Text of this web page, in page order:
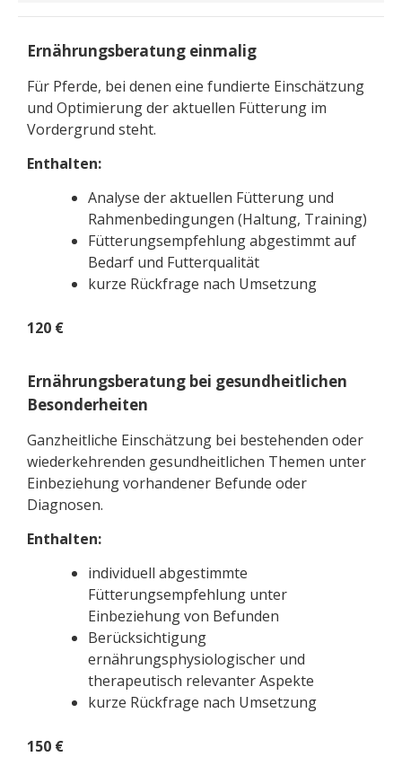
Ernährungsberatung einmalig
Für Pferde, bei denen eine fundierte Einschätzung
und Optimierung der aktuellen Fütterung im
Vordergrund steht.
Enthalten:
Analyse der aktuellen Fütterung und
Rahmenbedingungen (Haltung, Training)
Fütterungsempfehlung abgestimmt auf
Bedarf und Futterqualität
kurze Rückfrage nach Umsetzung
120 €
Ernährungsberatung bei gesundheitlichen
Besonderheiten
Ganzheitliche Einschätzung bei bestehenden oder
wiederkehrenden gesundheitlichen Themen unter
Einbeziehung vorhandener Befunde oder
Diagnosen.
Enthalten:
individuell abgestimmte
Fütterungsempfehlung unter
Einbeziehung von Befunden
Berücksichtigung
ernährungsphysiologischer und
therapeutisch relevanter Aspekte
kurze Rückfrage nach Umsetzung
150 €